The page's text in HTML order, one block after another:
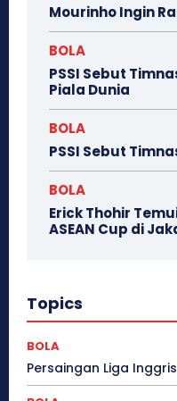
Mourinho Ingin
BOLA
PSSI Sebut
Piala Dunia
BOLA
PSSI Sebut
BOLA
Erick Thohir
ASEAN Cup di
Topics
BOLA
Persaingan Liga